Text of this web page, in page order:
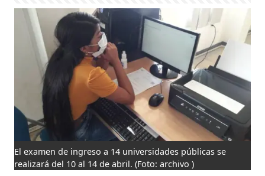
El examen de ingreso a 14 universidades públicas se
realizará del 10 al 14 de abril. (Foto: archivo )